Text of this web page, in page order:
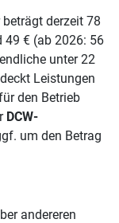
derzeit 78
49 € (ab 2026: 56
unter 22
Leistungen
den Betrieb
DCW-
um den Betrag
andereren